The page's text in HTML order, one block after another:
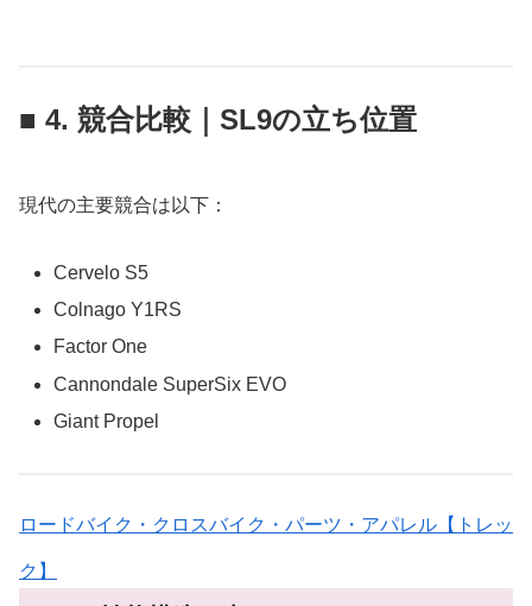
■ 4. 競合比較｜SL9の立ち位置
現代の主要競合は以下：
Cervelo S5
Colnago Y1RS
Factor One
Cannondale SuperSix EVO
Giant Propel
ロードバイク・クロスバイク・パーツ・アパレル【トレッ
ク】